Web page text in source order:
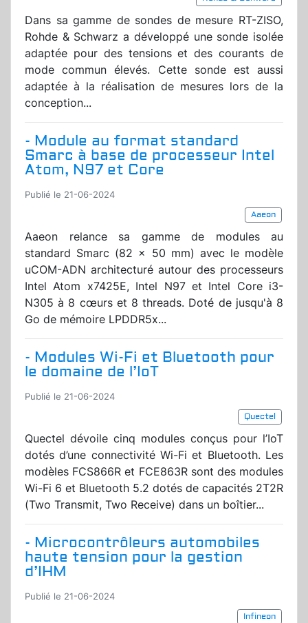
Dans sa gamme de sondes de mesure RT-ZISO,
Rohde & Schwarz a développé une sonde isolée
adaptée pour des tensions et des courants de
mode commun élevés. Cette sonde est aussi
adaptée à la réalisation de mesures lors de la
conception...
- Module au format standard
Smarc à base de processeur Intel
Atom, N97 et Core
Publié le 21-06-2024
Aaeon
Aaeon relance sa gamme de modules au
standard Smarc (82 x 50 mm) avec le modèle
uCOM-ADN architecturé autour des processeurs
Intel Atom x7425E, Intel N97 et Intel Core i3-
N305 à 8 cœurs et 8 threads. Doté de jusqu'à 8
Go de mémoire LPDDR5x...
- Modules Wi-Fi et Bluetooth pour
le domaine de l’IoT
Publié le 21-06-2024
Quectel
Quectel dévoile cinq modules conçus pour l’IoT
dotés d’une connectivité Wi-Fi et Bluetooth. Les
modèles FCS866R et FCE863R sont des modules
Wi-Fi 6 et Bluetooth 5.2 dotés de capacités 2T2R
(Two Transmit, Two Receive) dans un boîtier...
- Microcontrôleurs automobiles
haute tension pour la gestion
d’IHM
Publié le 21-06-2024
Infineon